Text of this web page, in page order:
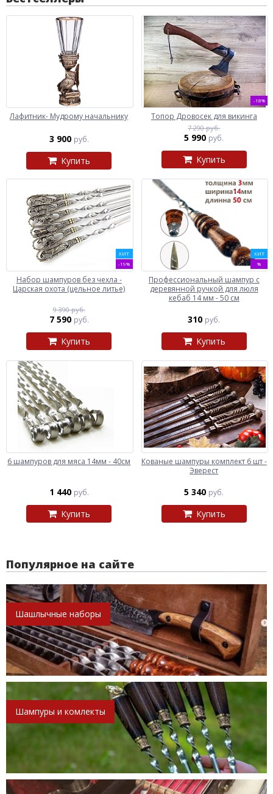
Лафитник- Мудрому начальнику
3 900 руб.
Купить
-18%
Топор Дровосек для викинга
7 290 руб.
5 990 руб.
Купить
ХИТ
-19%
Набор шампуров без чехла -
Царская охота (цельное литье)
9 390 руб.
7 590 руб.
Купить
ХИТ
%
Профессиональный шампур с
деревянной ручкой для люля
кебаб 14 мм - 50 см
310 руб.
Купить
6 шампуров для мяса 14мм - 40см
1 440 руб.
Купить
Кованые шампуры комплект 6 шт -
Эверест
5 340 руб.
Купить
Популярное на сайте
Шашлычные наборы
Шампуры и комлекты